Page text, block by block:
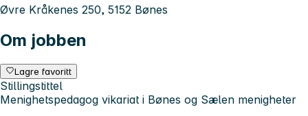
Øvre Kråkenes 250, 5152 Bønes
Om jobben
Lagre favoritt
Stillingstittel
Menighetspedagog vikariat i Bønes og Sælen menigheter